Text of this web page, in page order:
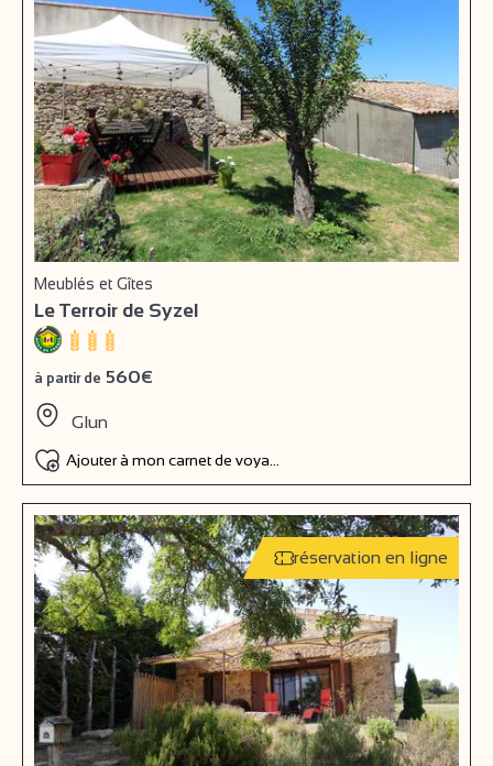
Meublés et Gîtes
Le Terroir de Syzel
à partir de 560€
Glun
Ajouter à mon carnet de voyage
réservation en ligne